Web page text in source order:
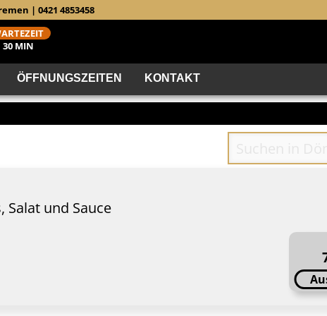
| 0421 4853458
30 MIN
ÖFFNUNGSZEITEN KONTAKT
Salat und Sauce